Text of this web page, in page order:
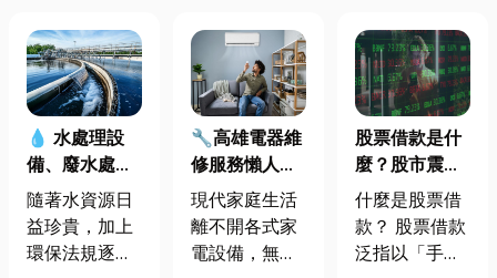
💧 水處理設
備、廢水處理
工程與回收水
工程完整解析
｜打造高效率
隨著水資源日
益珍貴，加上
環保法規逐漸
🔧高雄電器維
修服務懶人包
｜冷氣、冰
箱、洗衣機專
業維修
現代家庭生活
離不開各式家
電設備，無論
股票借款是什
麼？股市震盪|
股票借款、股
票質借、當鋪
借款完整比較
什麼是股票借
款？ 股票借款
泛指以「手中